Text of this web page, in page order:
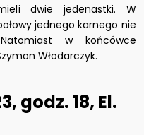
dwie jedenastki. W
jednego karnego nie
w końcówce
Włodarczyk.
godz. 18, El.